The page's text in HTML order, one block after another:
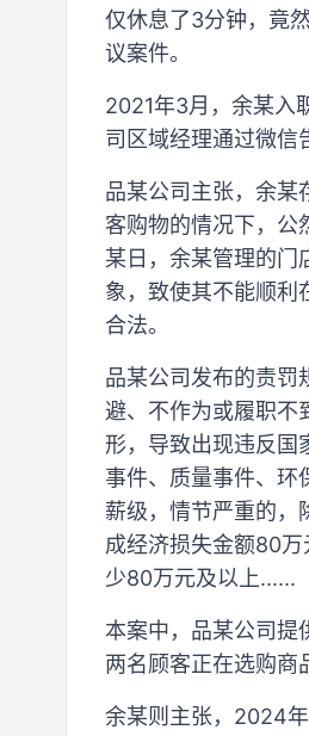
仅休息了3分钟，竟
议案件。
2021年3月，余某入
司区域经理通过微信
品某公司主张，余
客购物的情况下，公
某日，余某管理的门
象，致使其不能顺利
合法。
品某公司发布的责罚
避、不作为或履职不
形，导致出现违反国
事件、质量事件、环
薪级，情节严重的，
成经济损失金额80
少80万元及以上......
本案中，品某公司提
两名顾客正在选购商
余某则主张，2024